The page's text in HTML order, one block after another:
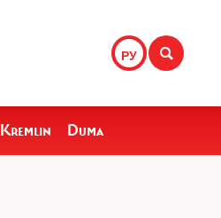
РУ
Kremlin Duma